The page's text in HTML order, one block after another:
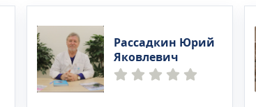
Рассадкин Юрий
Яковлевич